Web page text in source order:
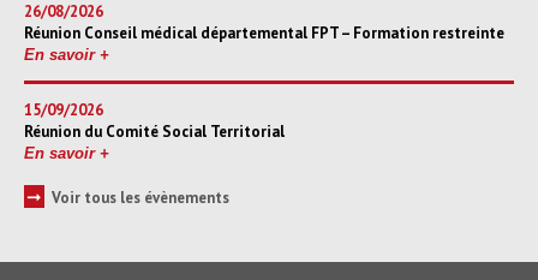
26/08/2026
Réunion Conseil médical départemental FPT – Formation restreinte
En savoir +
15/09/2026
Réunion du Comité Social Territorial
En savoir +
➞ Voir tous les évènements